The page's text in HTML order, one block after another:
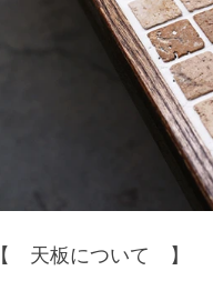
【　天板について　】